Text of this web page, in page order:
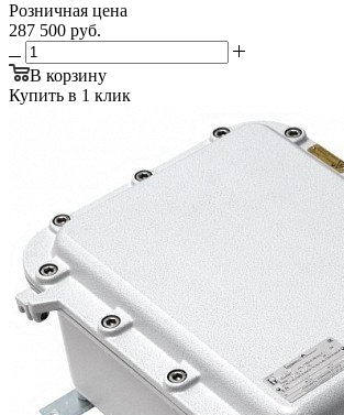
Розничная цена
287 500 руб.
В корзину
Купить в 1 клик